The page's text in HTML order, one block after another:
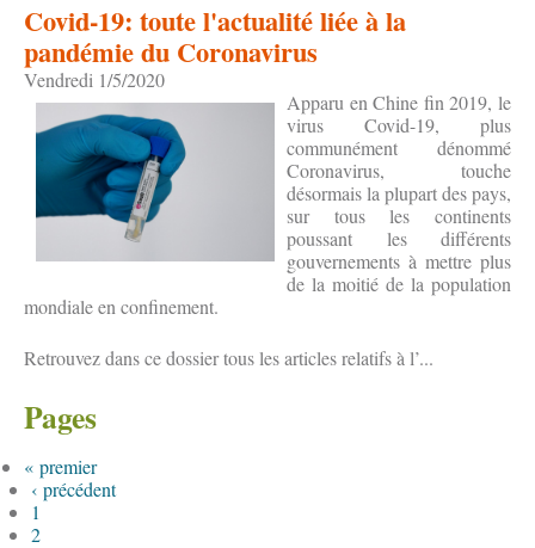
Covid-19: toute l'actualité liée à la
pandémie du Coronavirus
Vendredi 1/5/2020
Apparu en Chine fin 2019, le
virus Covid-19, plus
communément dénommé
Coronavirus, touche
désormais la plupart des pays,
sur tous les continents
poussant les différents
gouvernements à mettre plus
de la moitié de la population
mondiale en confinement.
Retrouvez dans ce dossier tous les articles relatifs à l’...
Pages
« premier
‹ précédent
1
2